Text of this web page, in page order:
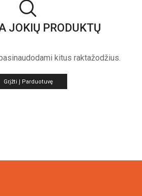
JOKIŲ PRODUKTŲ
kitus raktažodžius.
Grįžti Į Parduotuvę